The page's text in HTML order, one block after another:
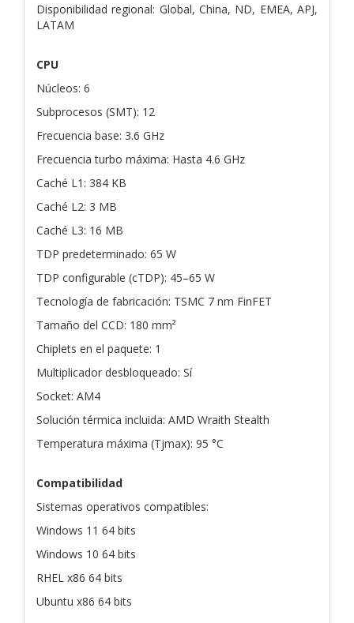
Disponibilidad regional: Global, China, ND, EMEA, APJ,
LATAM
CPU
Núcleos: 6
Subprocesos (SMT): 12
Frecuencia base: 3.6 GHz
Frecuencia turbo máxima: Hasta 4.6 GHz
Caché L1: 384 KB
Caché L2: 3 MB
Caché L3: 16 MB
TDP predeterminado: 65 W
TDP configurable (cTDP): 45–65 W
Tecnología de fabricación: TSMC 7 nm FinFET
Tamaño del CCD: 180 mm²
Chiplets en el paquete: 1
Multiplicador desbloqueado: Sí
Socket: AM4
Solución térmica incluida: AMD Wraith Stealth
Temperatura máxima (Tjmax): 95 °C
Compatibilidad
Sistemas operativos compatibles:
Windows 11 64 bits
Windows 10 64 bits
RHEL x86 64 bits
Ubuntu x86 64 bits